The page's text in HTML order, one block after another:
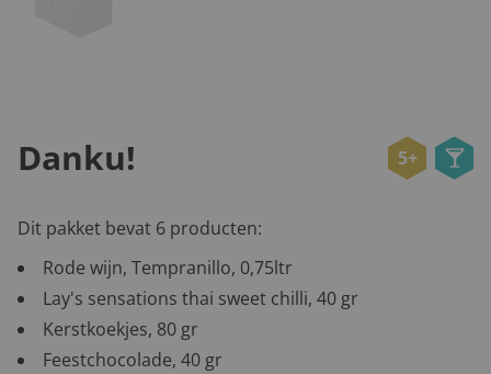
Danku! 5+
Dit pakket bevat 6 producten:
Rode wijn, Tempranillo, 0,75ltr
Lay's sensations thai sweet chilli, 40 gr
Kerstkoekjes, 80 gr
Feestchocolade, 40 gr